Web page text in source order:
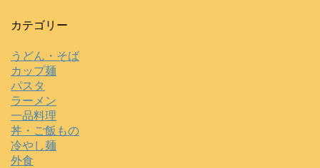
カテゴリー
うどん・そば
カップ麺
パスタ
ラーメン
一品料理
丼・ご飯もの
冷やし麺
外食